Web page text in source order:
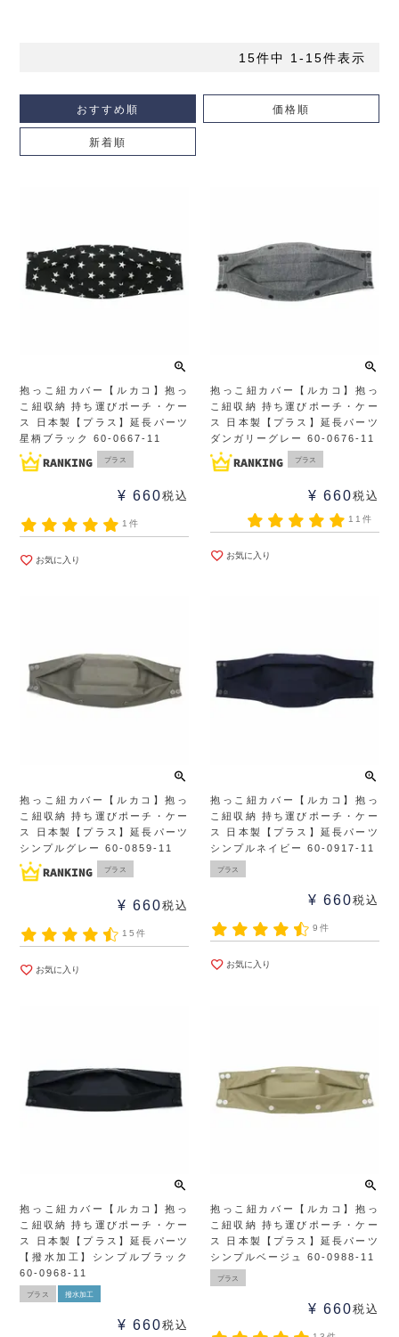
おすすめ順 価格順
新着順
15件中 1 - 15件表示
抱っこ紐カバー【ルカコ】抱っ
こ紐収納 持ち運びポーチ・ケー
ス 日本製【プラス】延長パーツ
星柄ブラック 60-0667-11
プラス
¥ 660税込
1件
お気に入り
抱っこ紐カバー【ルカコ】抱っ
こ紐収納 持ち運びポーチ・ケー
ス 日本製【プラス】延長パーツ
ダンガリーグレー 60-0676-11
プラス
¥ 660税込
11件
お気に入り
抱っこ紐カバー【ルカコ】抱っ
こ紐収納 持ち運びポーチ・ケー
ス 日本製【プラス】延長パーツ
シンプルグレー 60-0859-11
プラス
¥ 660税込
15件
お気に入り
抱っこ紐カバー【ルカコ】抱っ
こ紐収納 持ち運びポーチ・ケー
ス 日本製【プラス】延長パーツ
シンプルネイビー 60-0917-11
プラス
¥ 660税込
9件
お気に入り
抱っこ紐カバー【ルカコ】抱っ
こ紐収納 持ち運びポーチ・ケー
ス 日本製【プラス】延長パーツ
【撥水加工】シンプルブラック
60-0968-11
プラス 撥水加工
¥ 660税込
抱っこ紐カバー【ルカコ】抱っ
こ紐収納 持ち運びポーチ・ケー
ス 日本製【プラス】延長パーツ
シンプルベージュ 60-0988-11
プラス
¥ 660税込